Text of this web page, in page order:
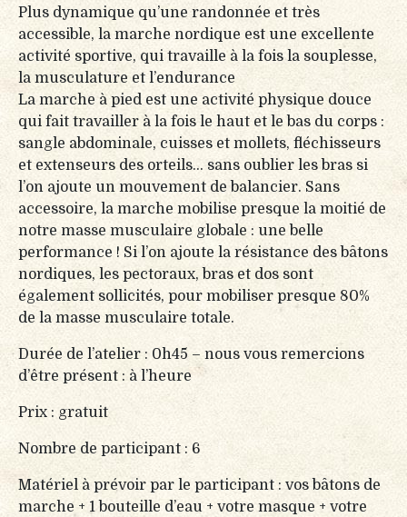
Plus dynamique qu’une randonnée et très
accessible, la marche nordique est une excellente
activité sportive, qui travaille à la fois la souplesse,
la musculature et l’endurance
La marche à pied est une activité physique douce
qui fait travailler à la fois le haut et le bas du corps :
sangle abdominale, cuisses et mollets, fléchisseurs
et extenseurs des orteils… sans oublier les bras si
l’on ajoute un mouvement de balancier. Sans
accessoire, la marche mobilise presque la moitié de
notre masse musculaire globale : une belle
performance ! Si l’on ajoute la résistance des bâtons
nordiques, les pectoraux, bras et dos sont
également sollicités, pour mobiliser presque 80%
de la masse musculaire totale.
Durée de l’atelier : 0h45 – nous vous remercions
d’être présent : à l’heure
Prix : gratuit
Nombre de participant : 6
Matériel à prévoir par le participant : vos bâtons de
marche + 1 bouteille d’eau + votre masque + votre